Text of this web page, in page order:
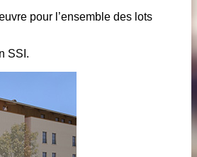
pour l’ensemble des lots
SSI.